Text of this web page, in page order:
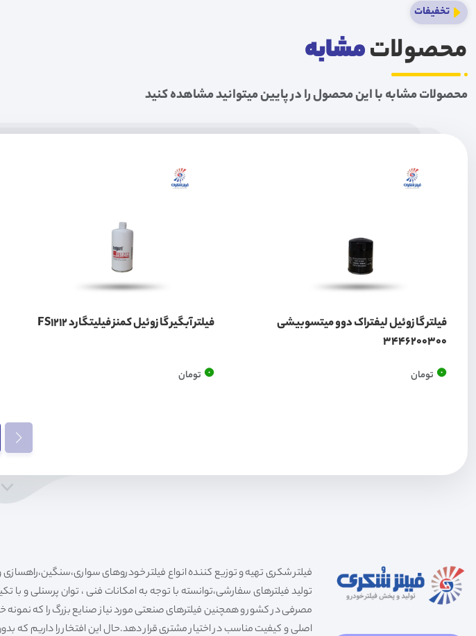
تخفیفات
محصولاتمشابه
محصولات مشابه با این محصول را در پایین میتوانید مشاهده کنید
فیلتر گازوئیل لیفتراک دوو میتسوبیشی
3446200300
0 تومان
فیلتر آبگیر گازوئیل کمنز فیلیتگارد FS1212
0 تومان
تولید فیلترهای سفارشی،توانسته با توجه به امکانات فنی ، توان پرسنلی و با
مصرفی در کشور و همچنین فیلترهای صنعتی مورد نیاز صنایع بزرگ را که نمونه
اصلی و کیفیت مناسب در اختیار مشتری قرار دهد.حال این افتخار را داریم که